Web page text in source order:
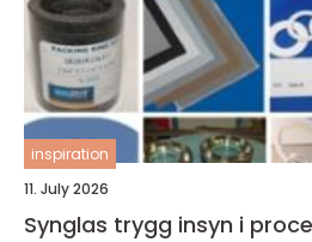
inspiration
11. July 2026
Synglas trygg insyn i processer med höga